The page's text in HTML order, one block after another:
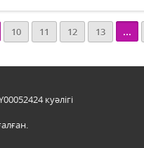
10 11 12 13 ...
куәлігі